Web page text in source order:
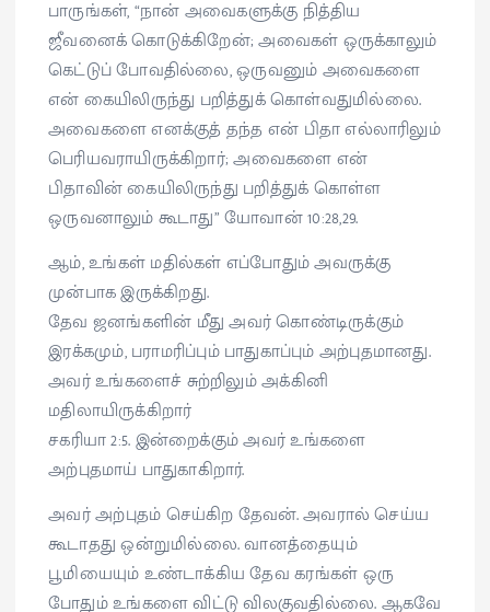
பாருங்கள், “நான் அவைகளுக்கு நித்திய
ஜீவனைக் கொடுக்கிறேன்; அவைகள் ஒருக்காலும்
கெட்டுப் போவதில்லை, ஒருவனும் அவைகளை
என் கையிலிருந்து பறித்துக் கொள்வதுமில்லை.
அவைகளை எனக்குத் தந்த என் பிதா எல்லாரிலும்
பெரியவராயிருக்கிறார்; அவைகளை என்
பிதாவின் கையிலிருந்து பறித்துக் கொள்ள
ஒருவனாலும் கூடாது” யோவான் 10:28,29.
ஆம், உங்கள் மதில்கள் எப்போதும் அவருக்கு
முன்பாக இருக்கிறது.
தேவ ஜனங்களின் மீது அவர் கொண்டிருக்கும்
இரக்கமும், பராமரிப்பும் பாதுகாப்பும் அற்புதமானது.
அவர் உங்களைச் சுற்றிலும் அக்கினி
மதிலாயிருக்கிறார்
சகரியா 2:5. இன்றைக்கும் அவர் உங்களை
அற்புதமாய் பாதுகாகிறார்.
அவர் அற்புதம் செய்கிற தேவன். அவரால் செய்ய
கூடாதது ஒன்றுமில்லை. வானத்தையும்
பூமியையும் உண்டாக்கிய தேவ கரங்கள் ஒரு
போதும் உங்களை விட்டு விலகுவதில்லை. ஆகவே